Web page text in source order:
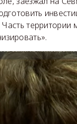
территории